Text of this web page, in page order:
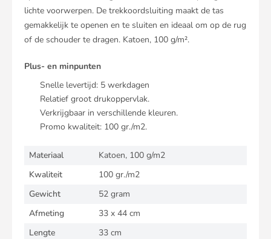
lichte voorwerpen. De trekkoordsluiting maakt de tas
gemakkelijk te openen en te sluiten en ideaal om op de rug
of de schouder te dragen. Katoen, 100 g/m².
Plus- en minpunten
Snelle levertijd: 5werkdagen
Relatief groot drukoppervlak.
Verkrijgbaar in verschillende kleuren.
Promo kwaliteit: 100 gr./m2.
Materiaal
Katoen, 100 g/m2
Kwaliteit
100 gr./m2
Gewicht
52 gram
Afmeting
33 x 44 cm
Lengte
33 cm